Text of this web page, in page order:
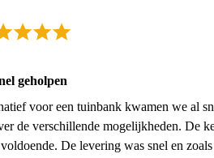
geholpen
voor een tuinbank kwamen we al
de verschillende mogelijkheden. De
De levering was snel en